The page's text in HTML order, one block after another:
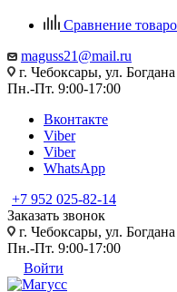
Сравнение
maguss21@mail.ru
г. Чебоксары, ул.
Пн.-Пт. 9:00-17:00
Вконтакте
Viber
Viber
WhatsApp
+7 952 025-82-14
Заказать звонок
г. Чебоксары, ул.
Пн.-Пт. 9:00-17:00
Войти